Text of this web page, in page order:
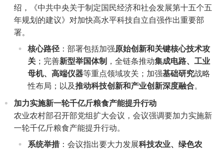
绍，《中共中央关于制定国民经济和社会发展第十五个五
年规划的建议》对加快高水平科技自立自强作出重要部
署。
核心路径 ：部署包括加强原始创新和关键核心技术攻
关 ；完善新型举国体制 ，全链条推动集成电路、工业
母机、高端仪器等重点领域攻关；加强基础研究战略
性布局；以及推动科技创新和产业创新深度融合。
加力实施新一轮千亿斤粮食产能提升行动
农业农村部召开部党组扩大会议，会议强调要加力实施新
一轮千亿斤粮食产能提升行动。
系统举措：会议指出要大力发展科技农业、绿色农